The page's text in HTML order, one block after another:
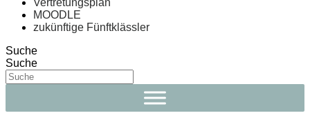
Vertretungsplan
MOODLE
zukünftige Fünftklässler
Suche
Suche